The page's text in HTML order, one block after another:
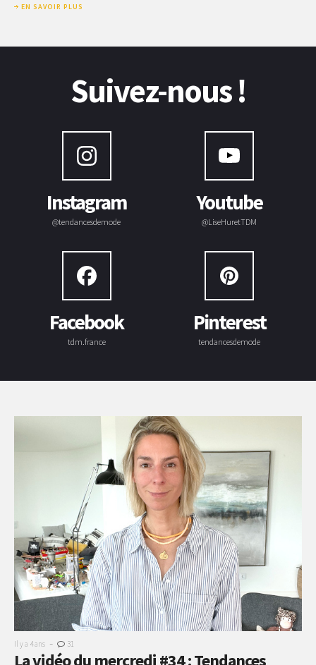
EN SAVOIR PLUS
Suivez-nous !
Instagram
@tendancesdemode
Youtube
@LiseHuretTDM
Facebook
tdm.france
Pinterest
tendancesdemode
Il y a 4 ans - 31
La vidéo du mercredi #34 : Tendances